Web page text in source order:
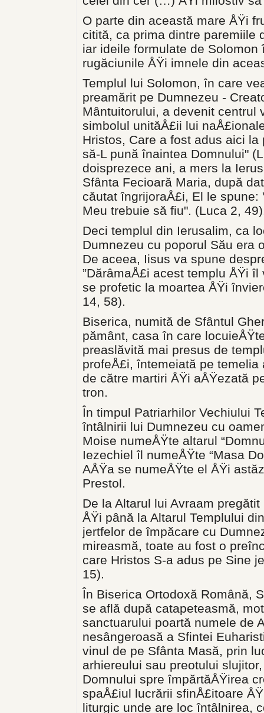
O parte din această mare ÅŸi
citită, ca prima dintre paremiile
iar ideile formulate de
rugăciunile ÅŸi imnele din
Templul lui Solomon, în care
preamărit pe Dumnezeu -
Mântuitorului, a devenit centrul
simbolul unităÅ£ii lui
Hristos, Care a fost adus aici
să-L pună înaintea Domnului"
doisprezece ani, a mers la
Sfânta Fecioară Maria, după
căutat îngrijoraÅ£i, El le
Meu trebuie să fiu". (Luca 2,
Deci templul din Ierusalim, ca
Dumnezeu cu poporul Său era
De aceea, Iisus va spune
”DărâmaÅ£i acest templu ÅŸi
se profetic la moartea ÅŸi
14, 58).
Biserica, numită de Sfântul
pământ, casa în care
preaslăvită mai presus de
profeÅ£i, întemeiată pe
de către martiri ÅŸi aÅŸezată
tron.
În timpul Patriarhilor Vechiului
întâlnirii lui Dumnezeu cu
Moise numeÅŸte altarul
Iezechiel îl numeÅŸte “Masa
AÅŸa se numeÅŸte el ÅŸi
Prestol.
De la Altarul lui Avraam
ÅŸi până la Altarul Templului
jertfelor de împăcare cu
mireasmă, toate au fost o
care Hristos S-a adus pe Sine
15).
În Biserica Ortodoxă Română,
se află după catapeteasmă,
sanctuarului poartă numele de
nesângeroasă a Sfintei
vinul de pe Sfânta Masă, prin
arhiereului sau preotului
Domnului spre împărtăÅŸirea
spaÅ£iul lucrării sfinÅ£itoare
liturgic unde are loc întâlnirea,